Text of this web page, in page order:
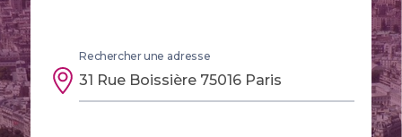
Rechercher une adresse